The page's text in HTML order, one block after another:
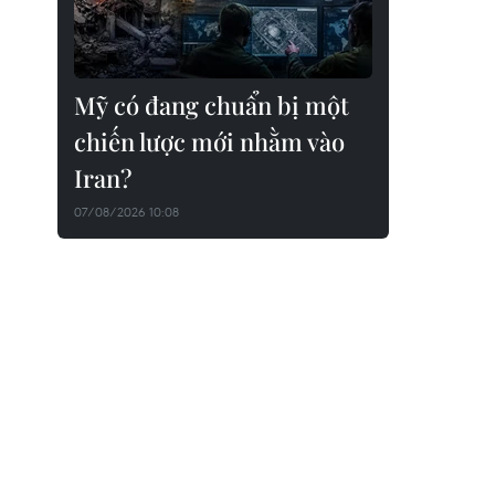
Mỹ có đang chuẩn bị một
chiến lược mới nhằm vào
Iran?
07/08/2026 10:08